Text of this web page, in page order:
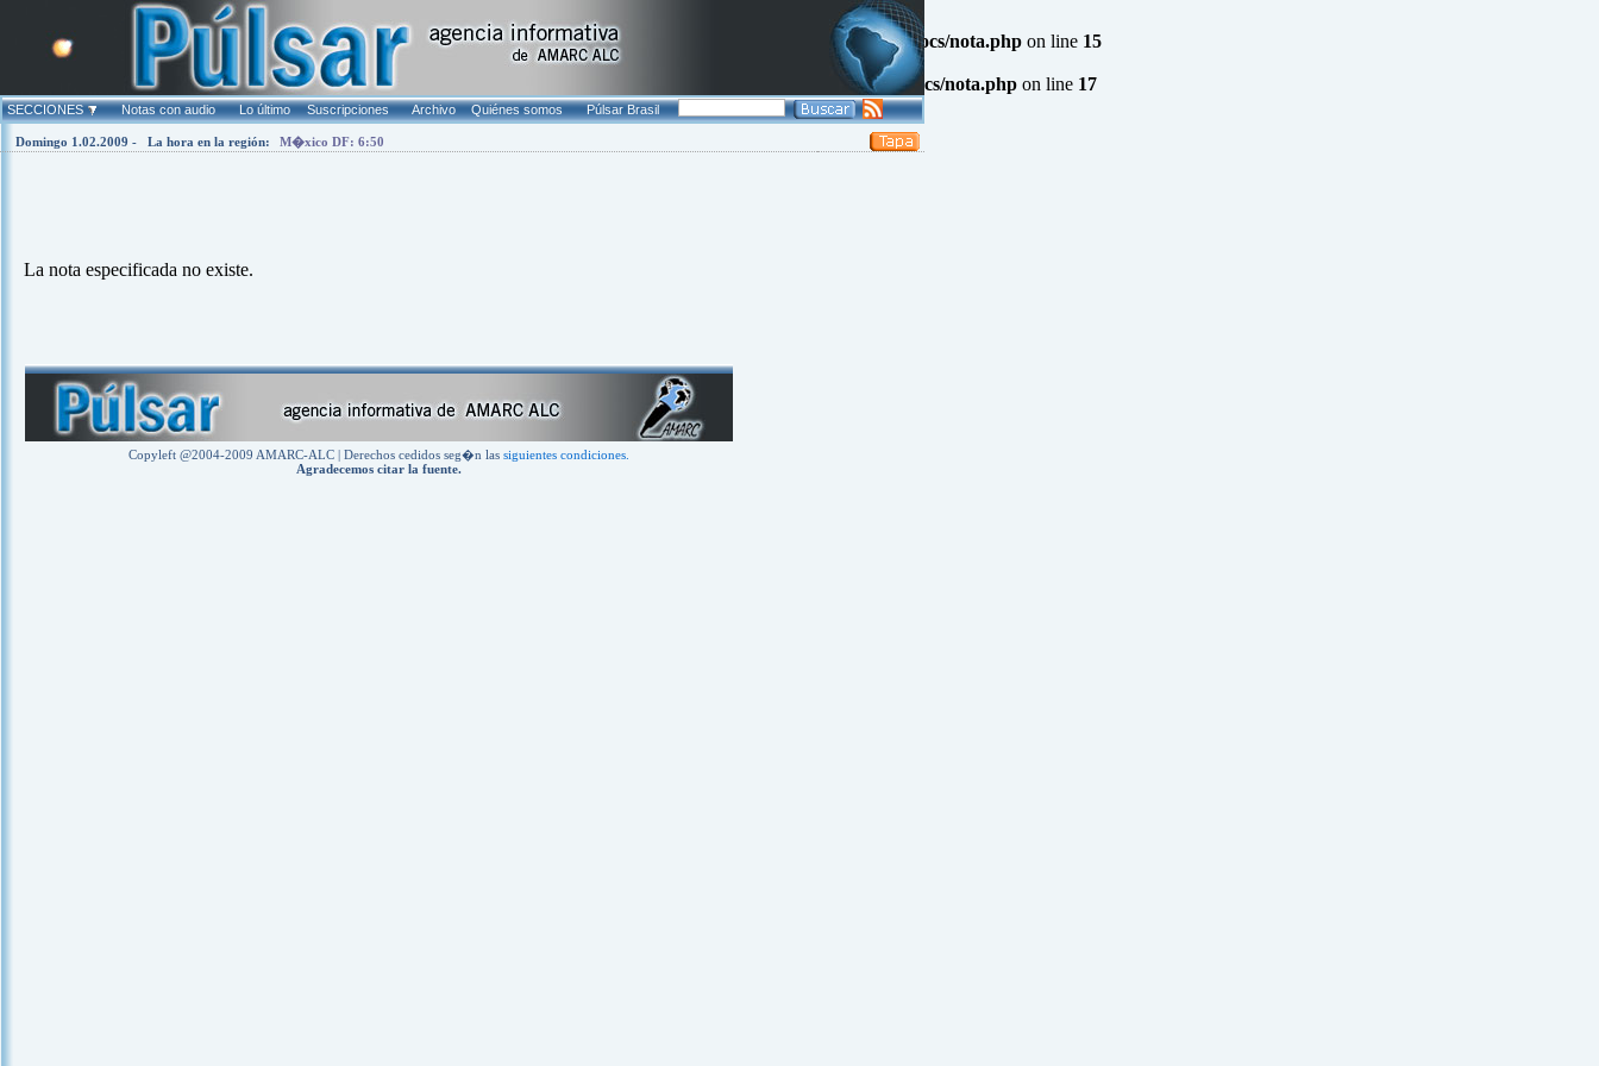
Warning : mysql_fetch_array(): supplied argument is not a valid MySQL result resource in /www/agenciapulsar.org/htdocs/nota.php on line 15
: mysql_num_rows(): supplied argument is not a valid MySQL result resource in /www/agenciapulsar.org/htdocs/nota.php on line 17
SECCIONES Notas con audio Lo último Suscripciones Archivo Quiénes somos Púlsar Brasil
Domingo 1.02.2009 - La hora en la región: M�xico DF: 6:50
La nota especificada no existe.
Copyleft @2004-2009 AMARC-ALC | Derechos cedidos seg�n las siguientes condiciones.
Agradecemos citar la fuente.